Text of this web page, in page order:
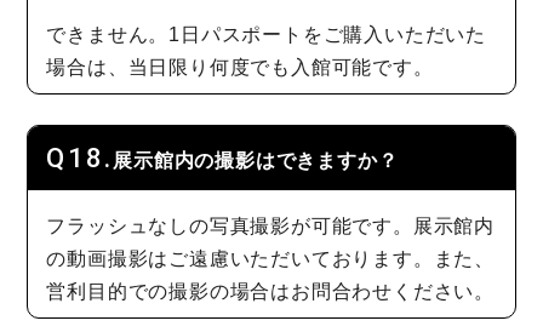
できません。1日パスポートをご購入いただいた
場合は、当日限り何度でも入館可能です。
展示館内の撮影はできますか？
フラッシュなしの写真撮影が可能です。展示館内
の動画撮影はご遠慮いただいております。また、
営利目的での撮影の場合はお問合わせください。